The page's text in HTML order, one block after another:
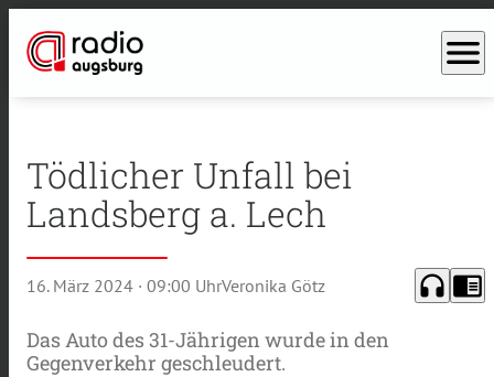
menu
Tödlicher Unfall bei
Landsberg a. Lech
16. März 2024 · 09:00 UhrVeronika Götz headphones chrome_reader_mode
Das Auto des 31-Jährigen wurde in den
Gegenverkehr geschleudert.